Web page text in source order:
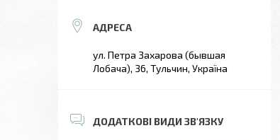
ул. Петра Захарова (бывшая
Лобача), 36, Тульчин, Україна